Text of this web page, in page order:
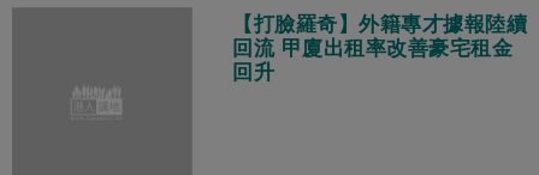
【打臉羅奇】外籍專才據報陸續
回流 甲廈出租率改善豪宅租金
回升